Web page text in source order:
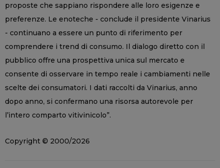
proposte che sappiano rispondere alle loro esigenze e
preferenze. Le enoteche - conclude il presidente Vinarius
- continuano a essere un punto di riferimento per
comprendere i trend di consumo. Il dialogo diretto con il
pubblico offre una prospettiva unica sul mercato e
consente di osservare in tempo reale i cambiamenti nelle
scelte dei consumatori. I dati raccolti da Vinarius, anno
dopo anno, si confermano una risorsa autorevole per
l’intero comparto vitivinicolo”.
Copyright © 2000/2026